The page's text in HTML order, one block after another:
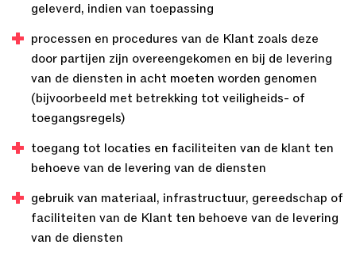
geleverd, indien van toepassing
processen en procedures van de Klant zoals deze
door partijen zijn overeengekomen en bij de levering
van de diensten in acht moeten worden genomen
(bijvoorbeeld met betrekking tot veiligheids- of
toegangsregels)
toegang tot locaties en faciliteiten van de klant ten
behoeve van de levering van de diensten
gebruik van materiaal, infrastructuur, gereedschap of
faciliteiten van de Klant ten behoeve van de levering
van de diensten